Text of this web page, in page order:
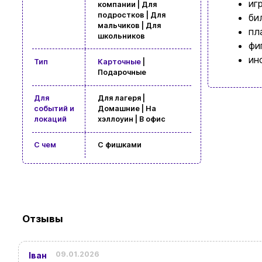
компании | Для
подростков | Для
мальчиков | Для
школьников
Тип Карточные|
Подарочные
Для
событий и
локаций
Для лагеря |
Домашние | На
хэллоуин | В офис
С чем С фишками
Отзывы
Іван 09.01.2026